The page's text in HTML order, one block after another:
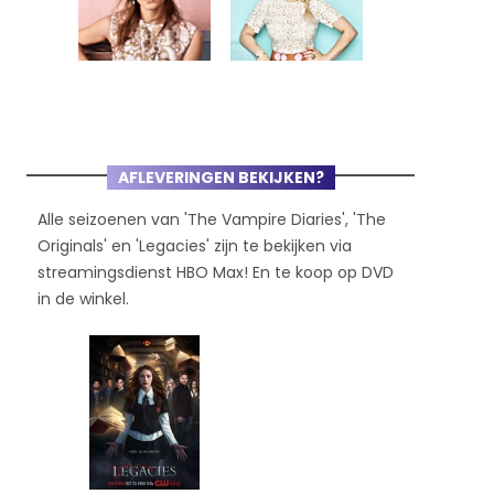
AFLEVERINGEN BEKIJKEN?
Alle seizoenen van 'The Vampire Diaries', 'The
Originals' en 'Legacies' zijn te bekijken via
streamingsdienst HBO Max! En te koop op DVD
in de winkel.